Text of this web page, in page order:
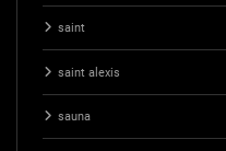
saint
saint alexis
sauna